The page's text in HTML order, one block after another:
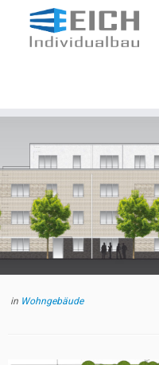
springen
in Wohngebäude